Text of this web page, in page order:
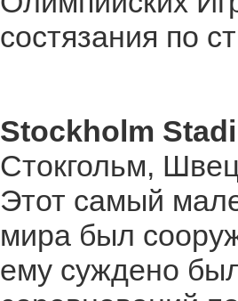
состязания по
Stockholm
Стокгольм,
Этот самый
мира был
ему суждено